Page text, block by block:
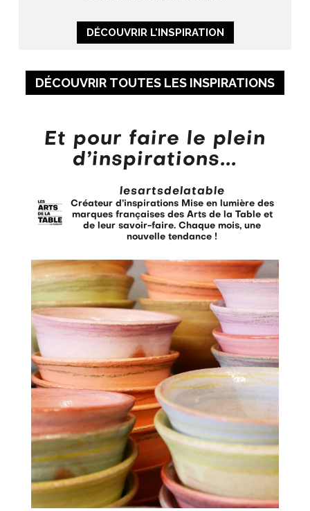
DÉCOUVRIR L'INSPIRATION
DÉCOUVRIR TOUTES LES INSPIRATIONS
Et pour faire le plein
d’inspirations...
lesartsdelatable
Créateur d’inspirationsMise en lumière des
marques françaises des Arts de la Table et
de leur savoir-faire. Chaque mois, une
nouvelle tendance !